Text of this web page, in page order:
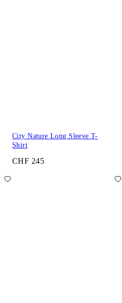
City Nature Long Sleeve T-
Shirt
CHF 245